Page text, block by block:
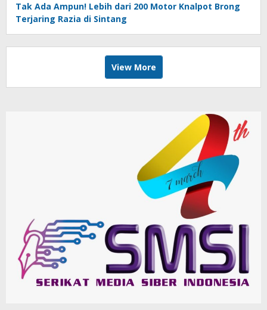
Tak Ada Ampun! Lebih dari 200 Motor Knalpot Brong
Terjaring Razia di Sintang
View More